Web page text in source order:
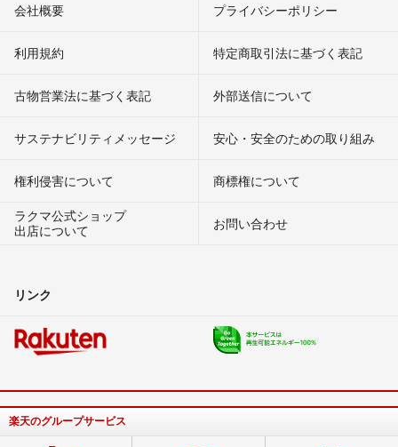
会社概要 プライバシーポリシー
利用規約 特定商取引法に基づく表記
古物営業法に基づく表記 外部送信について
サステナビリティメッセージ 安心・安全のための取り組み
権利侵害について
商標権について
ラクマ公式ショップ
出店について
お問い合わせ
リンク
楽天のグループサービス